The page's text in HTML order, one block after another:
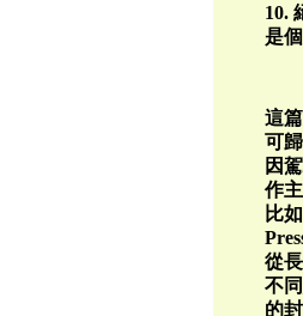
10.
是
這
可
因
作
比
從
不
的